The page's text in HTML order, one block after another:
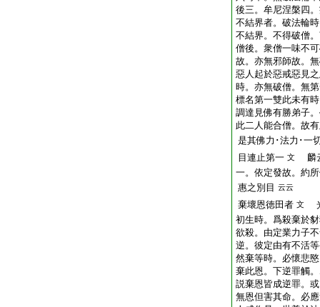
後三。牟尼涅槃四
不結界者。破法輪
不結界。不得破僧
僧後。衆僧一味不
故。亦無邪師故。
惡人起於惡戒惡見
時。亦無破僧。無
標名第一雙此未有
調達見佛有勝弟子
此二人能合僧。故
是其佛力･法力･一
目連止第一 文
麟
一。依定發故。約
惠之別目 云云
棄壞恩徳田者 文
初生時。爲殺棄於
欲殺。由定業力子
逆。彼定由有不活
然棄等時。必懷悲
棄此恩。下逆罪觸
説棄恩皆成逆罪。
無恩但害其命。必